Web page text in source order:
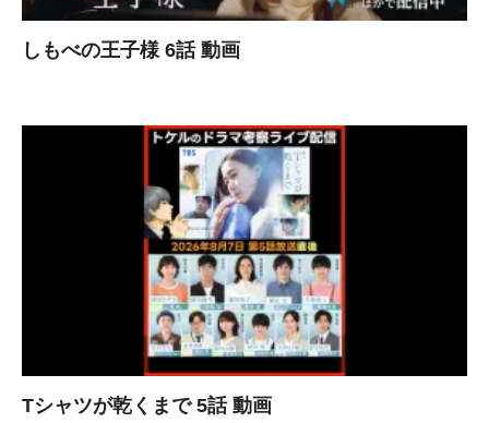
しもべの王子様 6話 動画
Tシャツが乾くまで 5話 動画